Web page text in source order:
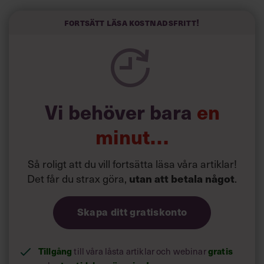
kortfattat slarviga vd-stilen.
Fortsätt läsa kostnadsfritt!
Vi behöver bara en
minut…
Så roligt att du vill fortsätta läsa våra artiklar!
Det får du strax göra, utan att betala något.
Skapa ditt gratiskonto
Tillgångtill våra låsta artiklar och webinargratis